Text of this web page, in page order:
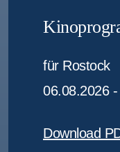
für Rostock
06.08.2026
Download